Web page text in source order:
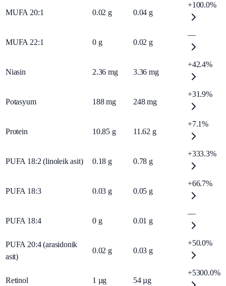
MUFA 20:1 0.02 g 0.04 g
+100.0%
MUFA 22:1 0 g 0.02 g
—
Niasin 2.36 mg 3.36 mg
+42.4%
Potasyum 188 mg 248 mg
+31.9%
Protein 10.85 g 11.62 g
+7.1%
PUFA 18:2 (linoleik asit) 0.18 g 0.78 g
+333.3%
PUFA 18:3 0.03 g 0.05 g
+66.7%
PUFA 18:4 0 g 0.01 g
—
PUFA 20:4 (arasidonik
asit)
0.02 g 0.03 g
+50.0%
Retinol 1 µg 54 µg
+5300.0%